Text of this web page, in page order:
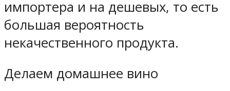
импортера и на дешевых, то есть
большая вероятность
некачественного продукта.
Делаем домашнее вино